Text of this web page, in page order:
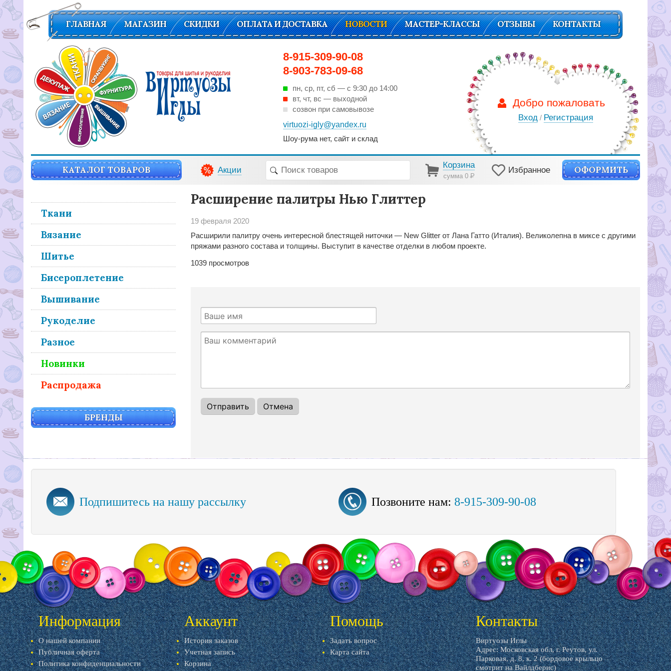
8-915-309-90-08
8-903-783-09-68
пн, ср, пт, cб — с 9:30 до 14:00
вт, чт, вс — выходной
созвон при самовывозе
virtuozi-igly@yandex.ru
Шоу-рума нет, сайт и склад
ГЛАВНАЯ МАГАЗИН СКИДКИ ОПЛАТА И ДОСТАВКА НОВОСТИ МАСТЕР-КЛАССЫ ОТЗЫВЫ КОНТАКТЫ
Добро пожаловать
Вход / Регистрация
КАТАЛОГ ТОВАРОВ Акции
Корзина
сумма 0Р
Избранное ОФОРМИТЬ
Ткани
Вязание
Шитье
Бисероплетение
Вышивание
Рукоделие
Разное
Новинки
Распродажа
БРЕНДЫ
Расширение палитры Нью Глиттер
19 февраля 2020
Расширили палитру очень интересной блестящей ниточки — New Glitter от Лана Гатто (Италия). Великолепна в миксе с другими
пряжами разного состава и толщины. Выступит в качестве отделки в любом проекте.
1039 просмотров
Подпишитесь на нашу рассылку Позвоните нам: 8-915-309-90-08
Информация
О нашей компании
Публичная оферта
Политика конфиденциальности
Аккаунт
История заказов
Учетная запись
Корзина
Помощь
Задать вопрос
Карта сайта
Контакты
Виртуозы Иглы
Адрес: Московская обл, г. Реутов, ул.
Парковая, д. 8, к. 2 (бордовое крыльцо
смотрит на Вайлдберис)